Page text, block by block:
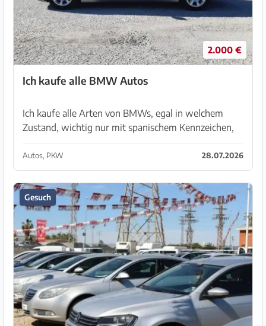
2.000 €
Ich kaufe alle BMW Autos
Ich kaufe alle Arten von BMWs, egal in welchem
Zustand, wichtig nur mit spanischem Kennzeichen,
an, Bezahlung je nach Zustand. zögern Sie nich...
Autos, PKW 28.07.2026
Gesuch